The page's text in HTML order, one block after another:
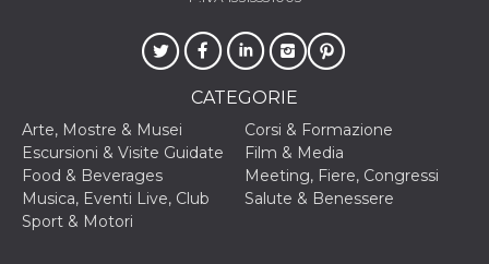
CATEGORIE
Arte, Mostre & Musei
Corsi & Formazione
Escursioni & Visite Guidate
Film & Media
Food & Beverages
Meeting, Fiere, Congressi
Musica, Eventi Live, Club
Salute & Benessere
Sport & Motori